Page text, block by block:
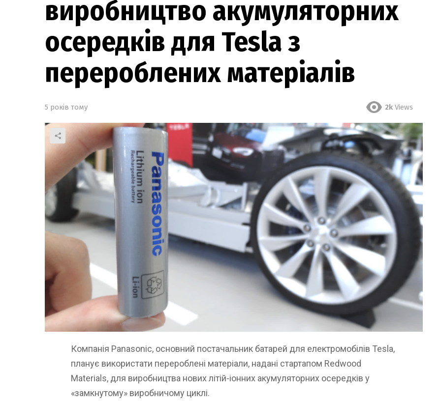
виробництво акумуляторних
осередків для Tesla з
перероблених матеріалів
5 років тому 2k Views
Компанія Panasonic, основний постачальник батарей для електромобілів Tesla,
планує використати перероблені матеріали, надані стартапом Redwood
Materials, для виробництва нових літій-іонних акумуляторних осередків у
«замкнутому» виробничому циклі.